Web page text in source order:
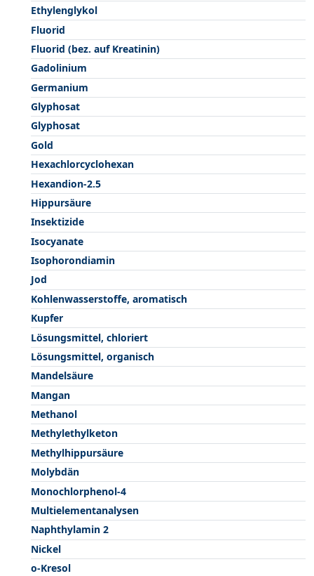
Ethylenglykol
Fluorid
Fluorid (bez. auf Kreatinin)
Gadolinium
Germanium
Glyphosat
Glyphosat
Gold
Hexachlorcyclohexan
Hexandion-2.5
Hippursäure
Insektizide
Isocyanate
Isophorondiamin
Jod
Kohlenwasserstoffe, aromatisch
Kupfer
Lösungsmittel, chloriert
Lösungsmittel, organisch
Mandelsäure
Mangan
Methanol
Methylethylketon
Methylhippursäure
Molybdän
Monochlorphenol-4
Multielementanalysen
Naphthylamin 2
Nickel
o-Kresol